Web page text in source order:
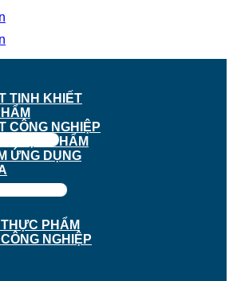
Nguyễn Trãi, Phường Chợ Lớn, TP.
TINH KHIẾT
CÔNG NGHIỆP
THỰC PHẨM
ỨNG DỤNG
PHẨM
NGHIỆP